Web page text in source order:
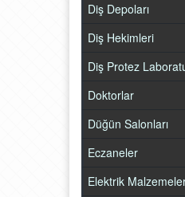
Diş Depoları
Diş Hekimleri
Diş Protez
Doktorlar
Düğün Salonları
Eczaneler
Elektrik